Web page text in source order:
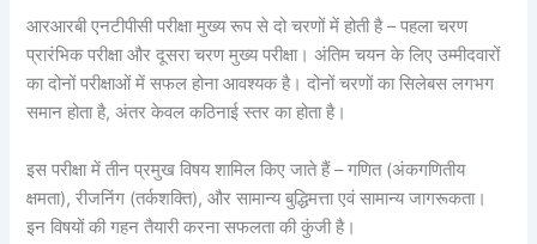
आरआरबी एनटीपीसी परीक्षा मुख्य रूप से दो चरणों में होती है – पहला चरण
प्रारंभिक परीक्षा और दूसरा चरण मुख्य परीक्षा। अंतिम चयन के लिए उम्मीदवारों
का दोनों परीक्षाओं में सफल होना आवश्यक है। दोनों चरणों का सिलेबस लगभग
समान होता है, अंतर केवल कठिनाई स्तर का होता है।
इस परीक्षा में तीन प्रमुख विषय शामिल किए जाते हैं – गणित (अंकगणितीय
क्षमता), रीजनिंग (तर्कशक्ति), और सामान्य बुद्धिमत्ता एवं सामान्य जागरूकता।
इन विषयों की गहन तैयारी करना सफलता की कुंजी है।